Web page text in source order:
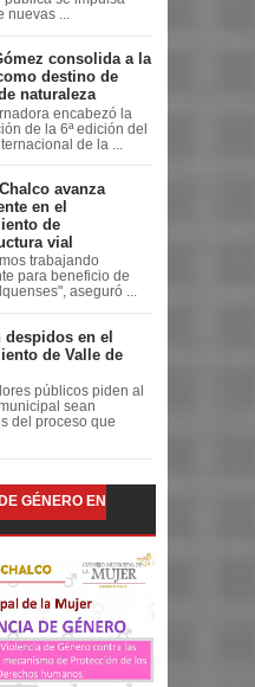
...
consolida a la
destino de
naturaleza
encabezó la
de la 6ª edición del
de la ...
avanza
en el
de
vial
trabajando
para beneficio de
aseguró ...
despidos en el
de Valle de
públicos piden al
sean
del proceso que
GÉNERO EN